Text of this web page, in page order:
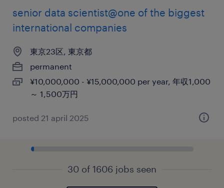
senior data scientist@one of the biggest
international companies
東京23区, 東京都
permanent
¥10,000,000 - ¥15,000,000 per year, 年収1,000
～ 1,500万円
posted 21 april 2025
30 of 1606 jobs seen